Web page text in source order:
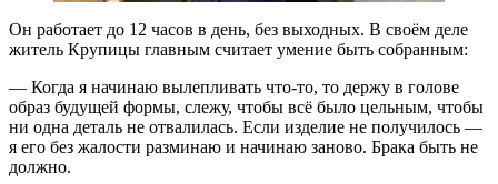
Он работает до 12 часов в день, без выходных. В своём деле
житель Крупицы главным считает умение быть собранным:
— Когда я начинаю вылепливать что-то, то держу в голове
образ будущей формы, слежу, чтобы всё было цельным, чтобы
ни одна деталь не отвалилась. Если изделие не получилось —
я его без жалости разминаю и начинаю заново. Брака быть не
должно.